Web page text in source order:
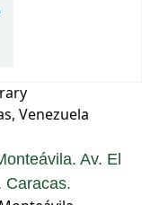
Venezuela
Av. El
Caracas.